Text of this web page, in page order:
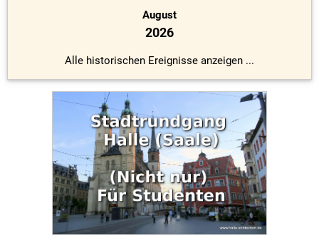
August
2026
Alle historischen Ereignisse anzeigen ...